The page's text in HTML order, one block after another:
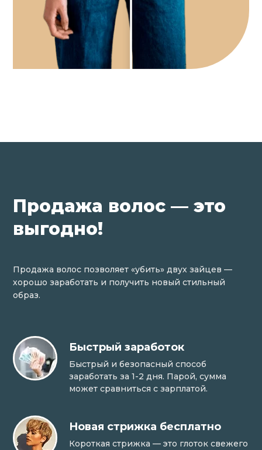
Продажа волос — это
выгодно!
Продажа волос позволяет «убить» двух зайцев —
хорошо заработать и получить новый стильный
образ.
Быстрый заработок
Быстрый и безопасный способ
заработать за 1-2 дня. Парой, сумма
может сравниться с зарплатой.
Новая стрижка бесплатно
Короткая стрижка — это глоток свежего